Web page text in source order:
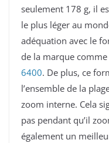
seulement 178 g, il
le plus léger au
adéquation avec le
de la marque
6400. De plus, ce
l’ensemble de la
zoom interne. Cela
pas pendant qu’il
également un